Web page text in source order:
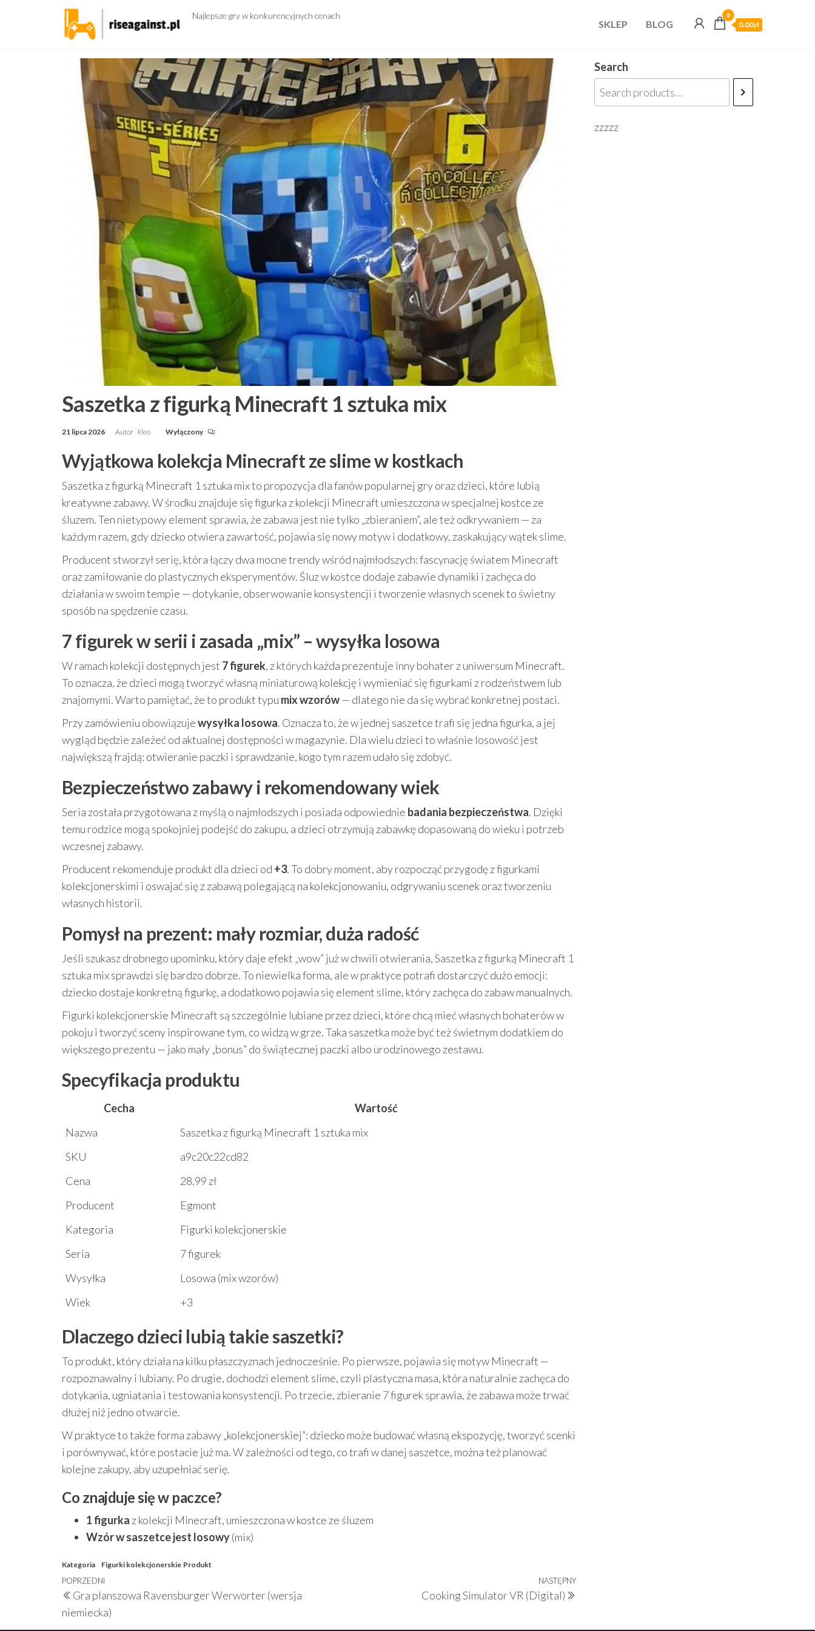
Najlepsze gry w konkurencyjnych cenach
SKLEP BLOG
0
0.00zł
Saszetka z figurką Minecraft 1 sztuka mix
21 lipca 2026 Autor kleo Wyłączony
Wyjątkowa kolekcja Minecraft ze slime w kostkach
Saszetka z figurką Minecraft 1 sztuka mix to propozycja dla fanów popularnej gry oraz dzieci, które lubią
kreatywne zabawy. W środku znajduje się figurka z kolekcji Minecraft umieszczona w specjalnej kostce ze
śluzem. Ten nietypowy element sprawia, że zabawa jest nie tylko „zbieraniem”, ale też odkrywaniem — za
każdym razem, gdy dziecko otwiera zawartość, pojawia się nowy motyw i dodatkowy, zaskakujący wątek slime.
Producent stworzył serię, która łączy dwa mocne trendy wśród najmłodszych: fascynację światem Minecraft
oraz zamiłowanie do plastycznych eksperymentów. Śluz w kostce dodaje zabawie dynamiki i zachęca do
działania w swoim tempie — dotykanie, obserwowanie konsystencji i tworzenie własnych scenek to świetny
sposób na spędzenie czasu.
7 figurek w serii i zasada „mix” – wysyłka losowa
W ramach kolekcji dostępnych jest 7 figurek, z których każda prezentuje inny bohater z uniwersum Minecraft.
To oznacza, że dzieci mogą tworzyć własną miniaturową kolekcję i wymieniać się figurkami z rodzeństwem lub
znajomymi. Warto pamiętać, że to produkt typu mix wzorów— dlatego nie da się wybrać konkretnej postaci.
Przy zamówieniu obowiązujewysyłka losowa. Oznacza to, że w jednej saszetce trafi się jedna figurka, a jej
wygląd będzie zależeć od aktualnej dostępności w magazynie. Dla wielu dzieci to właśnie losowość jest
największą frajdą: otwieranie paczki i sprawdzanie, kogo tym razem udało się zdobyć.
Bezpieczeństwo zabawy i rekomendowany wiek
Seria została przygotowana z myślą o najmłodszych i posiada odpowiednie badania bezpieczeństwa. Dzięki
temu rodzice mogą spokojniej podejść do zakupu, a dzieci otrzymują zabawkę dopasowaną do wieku i potrzeb
wczesnej zabawy.
Producent rekomenduje produkt dla dzieci od +3. To dobry moment, aby rozpocząć przygodę z figurkami
kolekcjonerskimi i oswajać się z zabawą polegającą na kolekcjonowaniu, odgrywaniu scenek oraz tworzeniu
własnych historii.
Pomysł na prezent: mały rozmiar, duża radość
Jeśli szukasz drobnego upominku, który daje efekt „wow” już w chwili otwierania, Saszetka z figurką Minecraft 1
sztuka mix sprawdzi się bardzo dobrze. To niewielka forma, ale w praktyce potrafi dostarczyć dużo emocji:
dziecko dostaje konkretną figurkę, a dodatkowo pojawia się element slime, który zachęca do zabaw manualnych.
Figurki kolekcjonerskie Minecraft są szczególnie lubiane przez dzieci, które chcą mieć własnych bohaterów w
pokoju i tworzyć sceny inspirowane tym, co widzą w grze. Taka saszetka może być też świetnym dodatkiem do
większego prezentu — jako mały „bonus” do świątecznej paczki albo urodzinowego zestawu.
Specyfikacja produktu
Cecha
Wartość
Nazwa
Saszetka z figurką Minecraft 1 sztuka mix
SKU
a9c20c22cd82
Cena
28.99 zł
Producent
Egmont
Kategoria
Figurki kolekcjonerskie
Seria
7 figurek
Wysyłka
Losowa (mix wzorów)
Wiek
+3
Dlaczego dzieci lubią takie saszetki?
To produkt, który działa na kilku płaszczyznach jednocześnie. Po pierwsze, pojawia się motyw Minecraft —
rozpoznawalny i lubiany. Po drugie, dochodzi element slime, czyli plastyczna masa, która naturalnie zachęca do
dotykania, ugniatania i testowania konsystencji. Po trzecie, zbieranie 7 figurek sprawia, że zabawa może trwać
dłużej niż jedno otwarcie.
W praktyce to także forma zabawy „kolekcjonerskiej”: dziecko może budować własną ekspozycję, tworzyć scenki
i porównywać, które postacie już ma. W zależności od tego, co trafi w danej saszetce, można też planować
kolejne zakupy, aby uzupełniać serię.
Co znajduje się w paczce?
1 figurka z kolekcji Minecraft, umieszczona w kostce ze śluzem
Wzór w saszetce jest losowy(mix)
Kategoria Figurki kolekcjonerskie Produkt
Nawigacja
wpisu
Poprzedni
wpis
POPRZEDNI
Gra planszowa Ravensburger Werworter (wersja
niemiecka)
Następny
NASTĘPNY
Cooking Simulator VR (Digital)
Search
zzzzz